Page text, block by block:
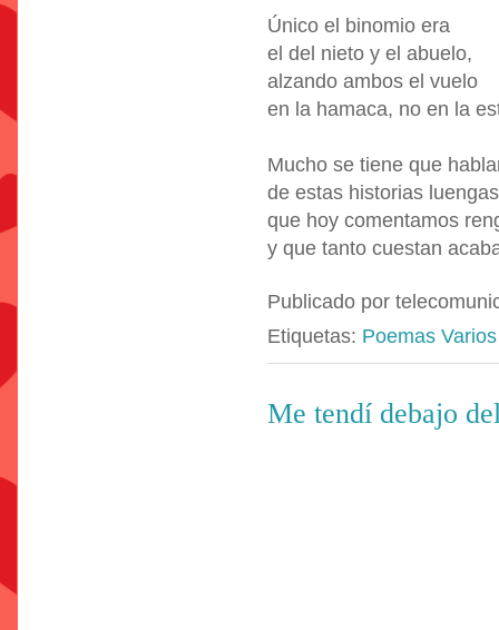
Único el binomio era
el del nieto y el abuelo,
alzando ambos el vuelo
en la hamaca, no en la
Mucho se tiene que
de estas historias
que hoy comentamos
y que tanto cuestan
Publicado por
Etiquetas: Poemas Varios
Me tendí debajo